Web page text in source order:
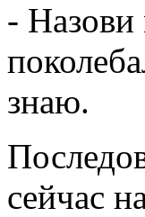
- Назови
знаю.
сейчас